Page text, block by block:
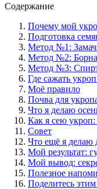
Содержание
Почему мой
Подготовка
Метод №1:
Метод №2:
Метод №3:
Где сажать
Моё правило
Почва для
Что я делаю
Как я сею укроп:
Совет
Что ещё я делаю
Мой результат:
Мой вывод:
Полезное
Поделитесь